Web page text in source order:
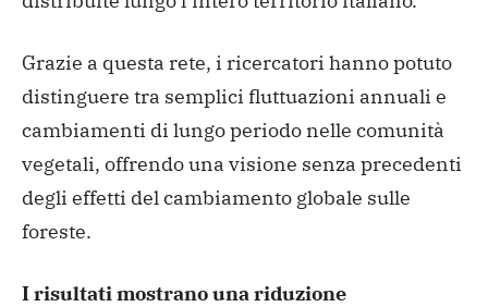
Grazie a questa rete, i ricercatori hanno potuto
distinguere tra semplici fluttuazioni annuali e
cambiamenti di lungo periodo nelle comunità
vegetali, offrendo una visione senza precedenti
degli effetti del cambiamento globale sulle
foreste.
I risultati mostrano una riduzione